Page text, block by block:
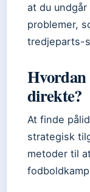
at du
problemer,
tredjeparts-
Hvordan
direkte?
At finde
strategisk
metoder til